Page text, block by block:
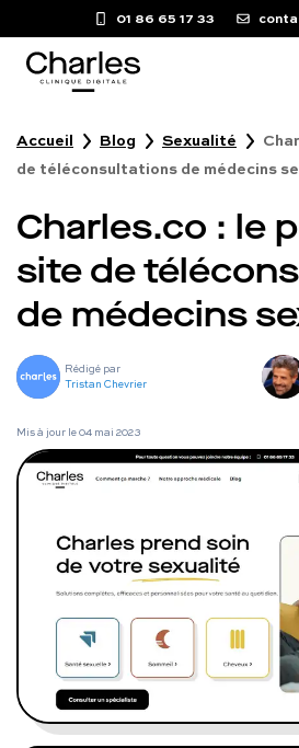
01 86 65 17 33
Santé sexuelle
Poids
Troubles du sommeil
Fertilité masculine
Chute de cheveux
Comment ça marche ?
Notre approche médicale
Blog
Accueil Blog Sexualité
de téléconsultations de médecins
Charles.co : le
site de
de médecins
Rédigé par
Tristan Chevrier
Mis à jour le04 mai 2023